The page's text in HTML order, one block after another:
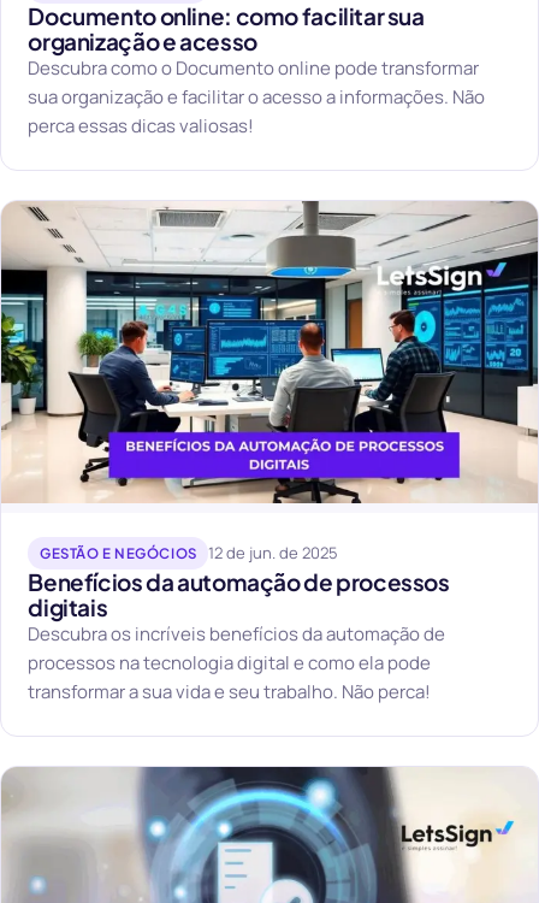
Documento online: como facilitar sua
organização e acesso
Descubra como o Documento online pode transformar
sua organização e facilitar o acesso a informações. Não
perca essas dicas valiosas!
GESTÃO E NEGÓCIOS 12 de jun. de 2025
Benefícios da automação de processos
digitais
Descubra os incríveis benefícios da automação de
processos na tecnologia digital e como ela pode
transformar a sua vida e seu trabalho. Não perca!